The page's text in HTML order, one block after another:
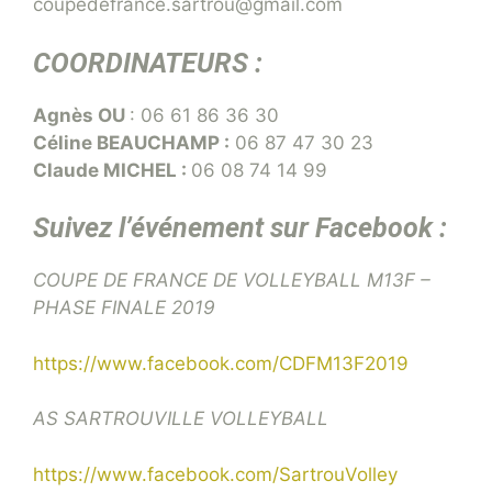
coupedefrance.sartrou@gmail.com
COORDINATEURS :
Agnès OU : 06 61 86 36 30
Céline BEAUCHAMP : 06 87 47 30 23
Claude MICHEL : 06 08 74 14 99
Suivez l’événement sur Facebook :
COUPE DE FRANCE DE VOLLEYBALL M13F –
PHASE FINALE 2019
https://www.facebook.com/CDFM13F2019
AS SARTROUVILLE VOLLEYBALL
https://www.facebook.com/SartrouVolley